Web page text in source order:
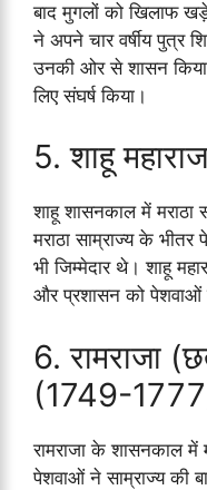
बाद मुगलों को खिलाफ खड़े
ने अपने चार वर्षीय पुत्र
उनकी ओर से शासन
लिए संघर्ष किया।
5. शाहू
शाहू शासनकाल में मराठा
मराठा साम्राज्य के
भी जिम्मेदार थे। शाहू
और प्रशासन को पेशवाओं
6. रामराजा
(1749-
रामराजा के शासनकाल में
पेशवाओं ने साम्राज्य की